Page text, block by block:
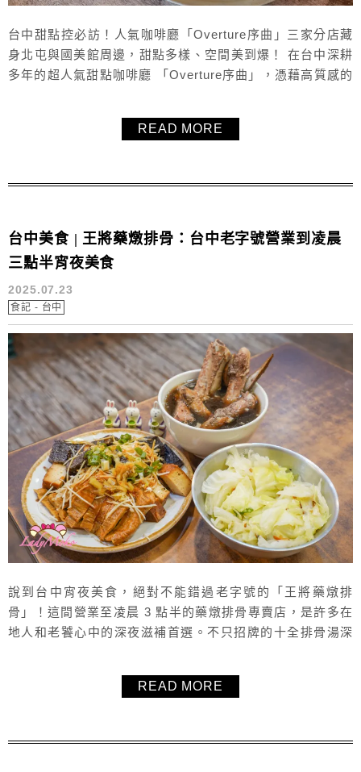
台中甜點控必訪！人氣咖啡廳「Overture序曲」三家分店藏
身北屯與國美館周邊，甜點多樣、空間美到爆！ 在台中深耕
多年的超人氣甜點咖啡廳 「Overture序曲」，憑藉高質感的
有三家分店，分別位於北屯區與國美館附近，每間店都藏身
於復古老宅之中，裝潢風格優雅迷人、氣氛靜謐放鬆，是許
READ MORE
台中美食 | 王將藥燉排骨：台中老字號營業到凌晨
三點半宵夜美食
2025.07.23
食記 - 台中
說到台中宵夜美食，絕對不能錯過老字號的「王將藥燉排
骨」！這間營業至凌晨 3 點半的藥燉排骨專賣店，是許多在
地人和老饕心中的深夜滋補首選。不只招牌的十全排骨湯深
隱藏版美味。這次來台中，特地走訪了兩間人氣藥燉排骨老
店：「王將藥燉排骨」與「康寶十全藥燉排骨」，如果你也
READ MORE